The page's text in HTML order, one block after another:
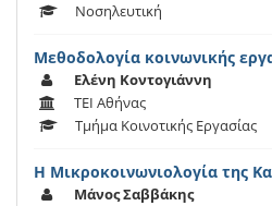
Νοσηλευτική
Μεθοδολογία κοινωνικής
Ελένη Κοντογιάννη
ΤΕΙ Αθήνας
Τμήμα Κοινοτικής Εργασίας
Η Μικροκοινωνιολογία της
Μάνος Σαββάκης